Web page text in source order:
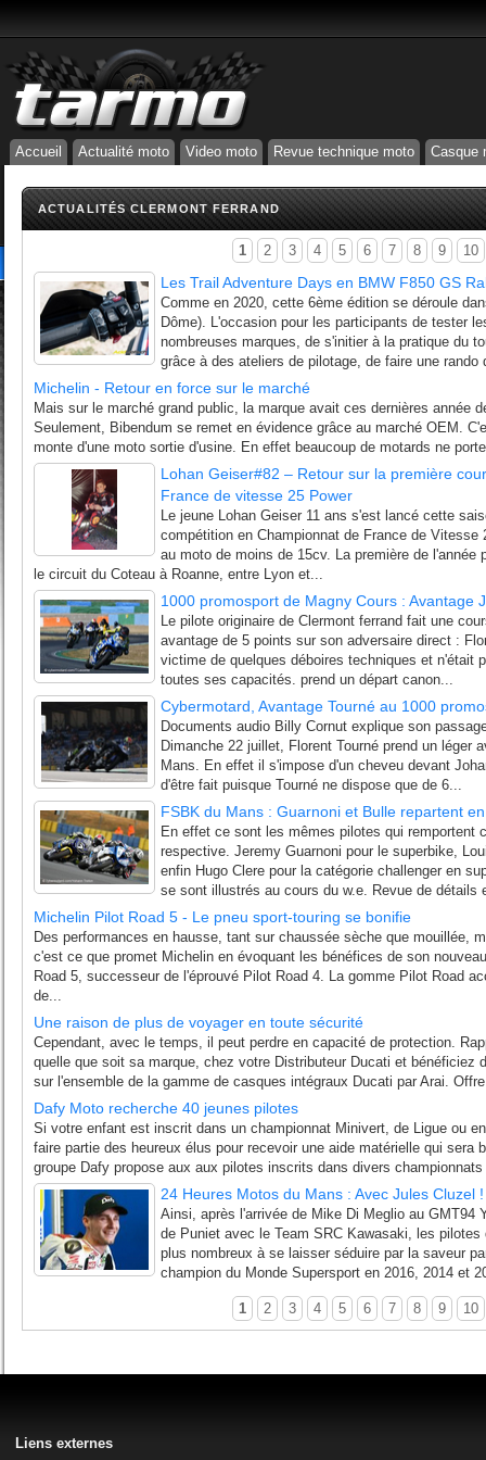
Accueil Actualité moto Video moto Revue technique moto Casque
ACTUALITÉS CLERMONT FERRAND
1 2 3 4 5 6 7 8 9 10
Les Trail Adventure Days en BMW F850 GS
Comme en 2020, cette 6ème édition se déroule
Dôme). L'occasion pour les participants de tester
nombreuses marques, de s'initier à la pratique du
grâce à des ateliers de pilotage, de faire une rando
Michelin - Retour en force sur le marché
Mais sur le marché grand public, la marque avait ces dernières année
Seulement, Bibendum se remet en évidence grâce au marché OEM.
monte d'une moto sortie d'usine. En effet beaucoup de motards ne
Lohan Geiser#82 – Retour sur la première
France de vitesse 25 Power
Le jeune Lohan Geiser 11 ans s'est lancé cette
compétition en Championnat de France de Vitesse
au moto de moins de 15cv. La première de l'année
le circuit du Coteau à Roanne, entre Lyon et...
1000 promosport de Magny Cours : Avantage
Le pilote originaire de Clermont ferrand fait une
avantage de 5 points sur son adversaire direct :
victime de quelques déboires techniques et n'était
toutes ses capacités. prend un départ canon...
Cybermotard, Avantage Tourné au 1000
Documents audio Billy Cornut explique son
Dimanche 22 juillet, Florent Tourné prend un léger
Mans. En effet il s'impose d'un cheveu devant
d'être fait puisque Tourné ne dispose que de 6...
FSBK du Mans : Guarnoni et Bulle repartent
En effet ce sont les mêmes pilotes qui remportent
respective. Jeremy Guarnoni pour le superbike,
enfin Hugo Clere pour la catégorie challenger en
se sont illustrés au cours du w.e. Revue de détails
Michelin Pilot Road 5 - Le pneu sport-touring se bonifie
Des performances en hausse, tant sur chaussée sèche que mouillée,
c'est ce que promet Michelin en évoquant les bénéfices de son
Road 5, successeur de l'éprouvé Pilot Road 4. La gomme Pilot Road
de...
Une raison de plus de voyager en toute sécurité
Cependant, avec le temps, il peut perdre en capacité de protection.
quelle que soit sa marque, chez votre Distributeur Ducati et bénéficiez
sur l'ensemble de la gamme de casques intégraux Ducati par Arai.
Dafy Moto recherche 40 jeunes pilotes
Si votre enfant est inscrit dans un championnat Minivert, de Ligue ou
faire partie des heureux élus pour recevoir une aide matérielle qui sera
groupe Dafy propose aux aux pilotes inscrits dans divers championnats
24 Heures Motos du Mans : Avec Jules Cluzel !
Ainsi, après l'arrivée de Mike Di Meglio au GMT94
de Puniet avec le Team SRC Kawasaki, les
plus nombreux à se laisser séduire par la saveur
champion du Monde Supersport en 2016, 2014 et
1 2 3 4 5 6 7 8 9 10
Liens externes